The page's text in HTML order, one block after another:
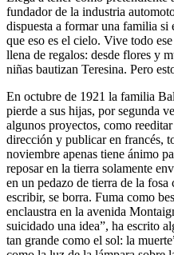
fundador de la industria
dispuesta a formar una familia si
que eso es el cielo. Vive todo
llena de regalos: desde flores y
niñas bautizan Teresina. Pero
En octubre de 1921 la familia
pierde a sus hijas, por segunda
algunos proyectos, como
dirección y publicar en francés,
noviembre apenas tiene ánimo
reposar en la tierra solamente
en un pedazo de tierra de la
escribir, se borra. Fuma como
enclaustra en la avenida
suicidado una idea”, ha escrito
tan grande como el sol: la